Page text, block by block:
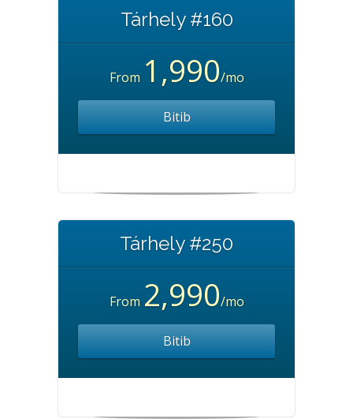
Tárhely #160
From 1,990/mo
Bitib
Tárhely #250
From 2,990/mo
Bitib